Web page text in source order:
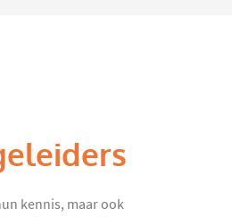
kennis, maar ook